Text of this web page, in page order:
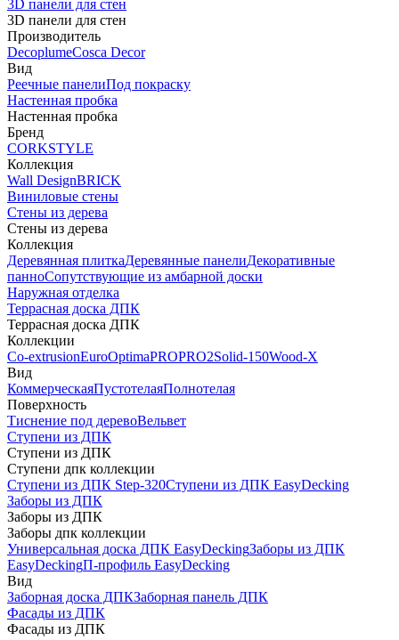
3D панели для стен
3D панели для стен
Производитель
DecoplumeCosca Decor
Вид
Реечные панелиПод покраску
Настенная пробка
Настенная пробка
Бренд
CORKSTYLE
Коллекция
Wall DesignBRICK
Виниловые стены
Стены из дерева
Стены из дерева
Коллекция
Деревянная плиткаДеревянные панелиДекоративные
панноСопутствующие из амбарной доски
Наружная отделка
Террасная доска ДПК
Террасная доска ДПК
Коллекции
Co-extrusionEuroOptimaPROPRO2Solid-150Wood-X
Вид
КоммерческаяПустотелаяПолнотелая
Поверхность
Тиснение под деревоВельвет
Ступени из ДПК
Ступени из ДПК
Ступени дпк коллекции
Ступени из ДПК Step-320Ступени из ДПК EasyDecking
Заборы из ДПК
Заборы из ДПК
Заборы дпк коллекции
Универсальная доска ДПК EasyDeckingЗаборы из ДПК
EasyDeckingП-профиль EasyDecking
Вид
Заборная доска ДПКЗаборная панель ДПК
Фасады из ДПК
Фасады из ДПК